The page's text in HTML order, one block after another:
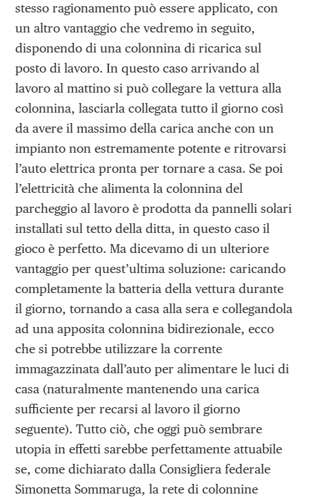
stesso ragionamento può essere applicato, con
un altro vantaggio che vedremo in seguito,
disponendo di una colonnina di ricarica sul
posto di lavoro. In questo caso arrivando al
lavoro al mattino si può collegare la vettura alla
colonnina, lasciarla collegata tutto il giorno così
da avere il massimo della carica anche con un
impianto non estremamente potente e ritrovarsi
l’auto elettrica pronta per tornare a casa. Se poi
l’elettricità che alimenta la colonnina del
parcheggio al lavoro è prodotta da pannelli solari
installati sul tetto della ditta, in questo caso il
gioco è perfetto. Ma dicevamo di un ulteriore
vantaggio per quest’ultima soluzione: caricando
completamente la batteria della vettura durante
il giorno, tornando a casa alla sera e collegandola
ad una apposita colonnina bidirezionale, ecco
che si potrebbe utilizzare la corrente
immagazzinata dall’auto per alimentare le luci di
casa (naturalmente mantenendo una carica
sufficiente per recarsi al lavoro il giorno
seguente). Tutto ciò, che oggi può sembrare
utopia in effetti sarebbe perfettamente attuabile
se, come dichiarato dalla Consigliera federale
Simonetta Sommaruga, la rete di colonnine